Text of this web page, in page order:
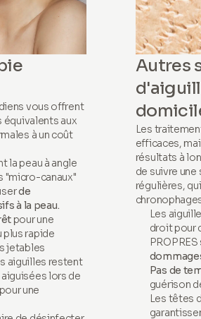
vous offrent
équivalents aux
à un coût
la peau à angle
"micro-canaux"
de
à la peau.
pour une
plus rapide
jetables
aiguilles restent
lors de
une
Autres
Les
efficaces,
résultats à
de suivre
régulières,
Les
droit pour
Pas de
guérison
Les têtes